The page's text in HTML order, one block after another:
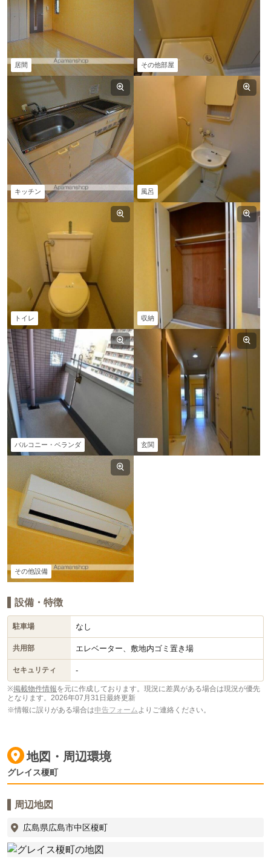
居間 その他部屋
キッチン 風呂
トイレ 収納
バルコニー・ベランダ 玄関
その他設備
設備・特徴
駐車場 なし
共用部 エレベーター、敷地内ゴミ置き場
セキュリティ -
※掲載物件情報を元に作成しております。現況に差異がある場合は現況が優先
となります。 2026年07月31日最終更新
※情報に誤りがある場合は申告フォーム よりご連絡ください。
地図・周辺環境
グレイス榎町
周辺地図
広島県広島市中区榎町